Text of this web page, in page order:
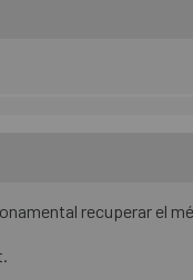
recuperar el